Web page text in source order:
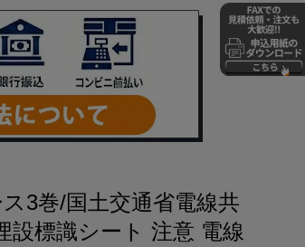
ス3巻/国土交通省電線共
設標識シート 注意 電線